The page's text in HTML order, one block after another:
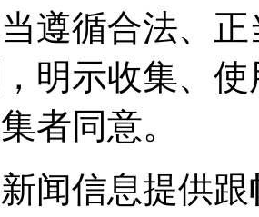
遵循合法、
明示收集、
者同意。
新闻信息提供